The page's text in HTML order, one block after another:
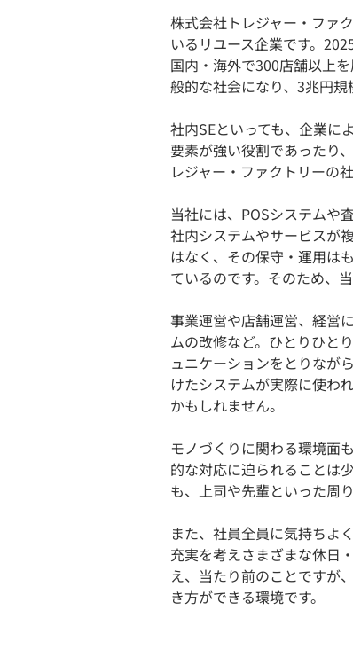
株式会社トレジャー・ファ
いるリユース企業です。
国内・海外で300店舗以上
般的な社会になり、3兆円規
社内SEといっても、企業に
要素が強い役割であったり
レジャー・ファクトリーの
当社には、POSシステムや
社内システムやサービスが
はなく、その保守・運用は
ているのです。そのため、
事業運営や店舗運営、経営
ムの改修など。ひとりひと
ュニケーションをとりなが
けたシステムが実際に使わ
かもしれません。
モノづくりに関わる環境面
的な対応に迫られることは
も、上司や先輩といった周
また、社員全員に気持ちよ
充実を考えさまざまな休日
え、当たり前のことですが
き方ができる環境です。